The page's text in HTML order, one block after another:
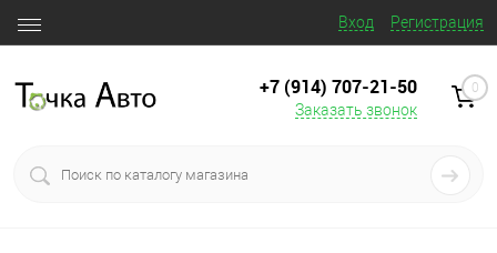
Вход Регистрация
+7 (914) 707‒21‒50
Заказать звонок
0